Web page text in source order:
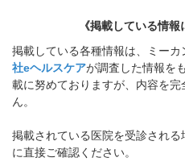
《掲載している情報
掲載している各種情報は、ミー
社eヘルスケアが調査した情報を
載に努めておりますが、内容を
ん。
掲載されている医院を受診され
に直接ご確認ください。